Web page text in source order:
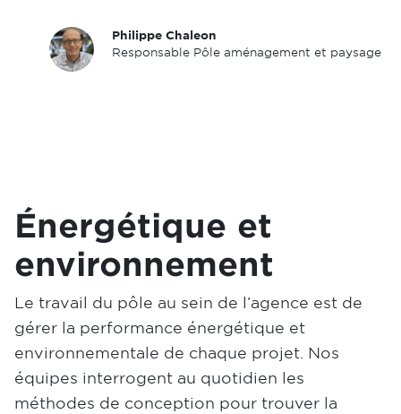
Philippe Chaleon
Responsable Pôle aménagement et paysage
Énergétique et
environnement
Le travail du pôle au sein de l’agence est de
gérer la performance énergétique et
environnementale de chaque projet. Nos
équipes interrogent au quotidien les
méthodes de conception pour trouver la